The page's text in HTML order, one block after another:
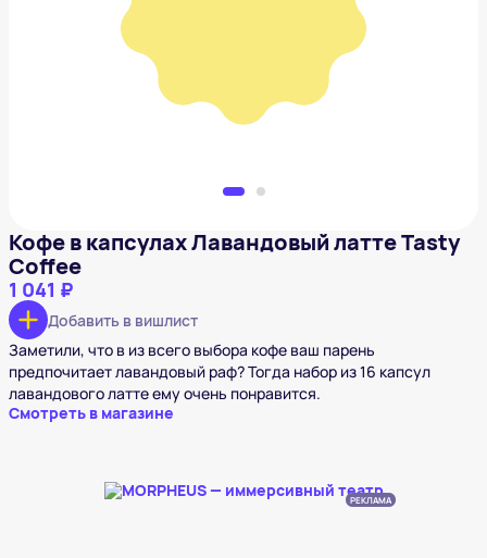
Кофе в капсулах Лавандовый латте Tasty Coffee
Кофе в капсулах Лавандовый латте Tasty
Coffee
1 041 ₽
Добавить в вишлист
Заметили, что в из всего выбора кофе ваш парень
предпочитает лавандовый раф? Тогда набор из 16 капсул
лавандового латте ему очень понравится.
Смотреть в магазине
РЕКЛАМА